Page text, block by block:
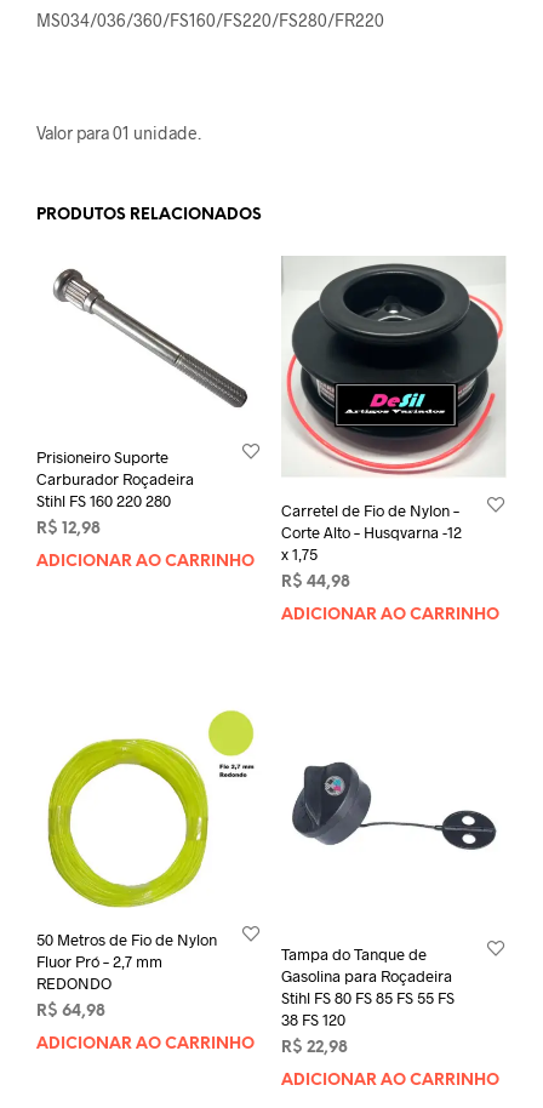
MS034/036/360/FS160/FS220/FS280/FR220
Valor para 01 unidade.
PRODUTOS RELACIONADOS
Prisioneiro Suporte
Carburador Roçadeira
Stihl FS 160 220 280
R$ 12,98
ADICIONAR AO CARRINHO
Carretel de Fio de Nylon –
Corte Alto – Husqvarna -12
x 1,75
R$ 44,98
ADICIONAR AO CARRINHO
50 Metros de Fio de Nylon
Fluor Pró – 2,7 mm
REDONDO
R$ 64,98
ADICIONAR AO CARRINHO
Tampa do Tanque de
Gasolina para Roçadeira
Stihl FS 80 FS 85 FS 55 FS
38 FS 120
R$ 22,98
ADICIONAR AO CARRINHO